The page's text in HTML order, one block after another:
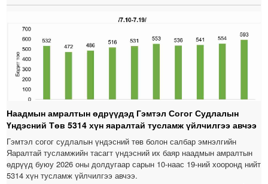
Наадмын амралтын өдрүүдэд Гэмтэл Согог Судлалын
Үндэсний Төв 5314 хүн яаралтай тусламж үйлчилгээ авчээ
Гэмтэл согог судлалын үндэсний төв болон салбар эмнэлгийн
Яаралтай тусламжийн тасагт үндэсний их баяр наадмын амралтын
өдрүүд буюу 2026 оны долдугаар сарын 10-наас 19-ний хооронд нийт
5314 хүн тусламж үйлчилгээ авчээ.